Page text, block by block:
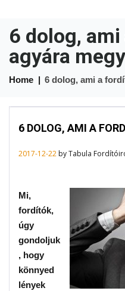
6 dolog,
agyára megy
Home | 6 dolog, ami a
6 DOLOG, AMI A
2017-12-22 byTabula
Mi,
fordítók,
úgy
gondoljuk
, hogy
könnyed
lények